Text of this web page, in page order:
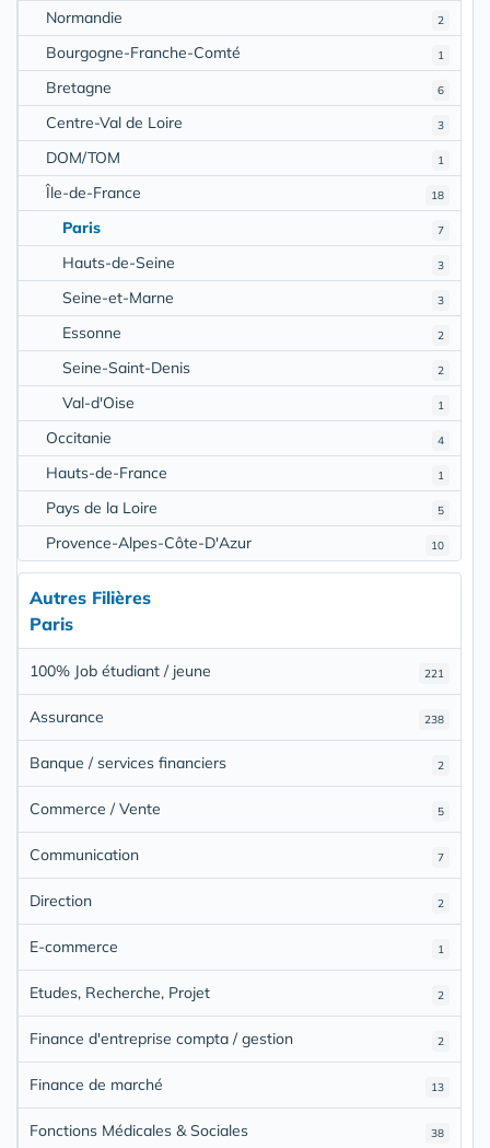
2
Normandie
1
Bourgogne-Franche-Comté
6
Bretagne
3
Centre-Val de Loire
1
DOM/TOM
18
Île-de-France
7
Paris
3
Hauts-de-Seine
3
Seine-et-Marne
2
Essonne
2
Seine-Saint-Denis
1
Val-d'Oise
4
Occitanie
1
Hauts-de-France
5
Pays de la Loire
10
Provence-Alpes-Côte-D'Azur
Autres Filières
Paris
221
100% Job étudiant / jeune
238
Assurance
2
Banque / services financiers
5
Commerce / Vente
7
Communication
2
Direction
1
E-commerce
2
Etudes, Recherche, Projet
2
Finance d'entreprise compta / gestion
13
Finance de marché
38
Fonctions Médicales & Sociales